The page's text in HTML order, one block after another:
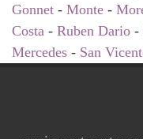
Gonnet - Monte -
Costa - Ruben Dario -
Mercedes - San